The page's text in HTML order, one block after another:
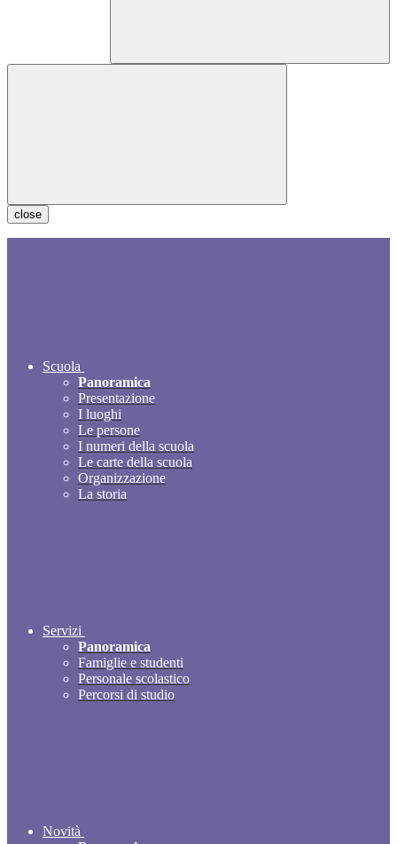
close
Scuola
Panoramica
Presentazione
I luoghi
Le persone
I numeri della scuola
Le carte della scuola
Organizzazione
La storia
Servizi
Panoramica
Famiglie e studenti
Personale scolastico
Percorsi di studio
Novità